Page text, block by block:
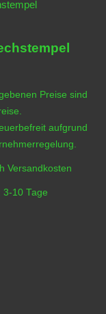
Preise sind
aufgrund
Versandkosten
3-10 Tage